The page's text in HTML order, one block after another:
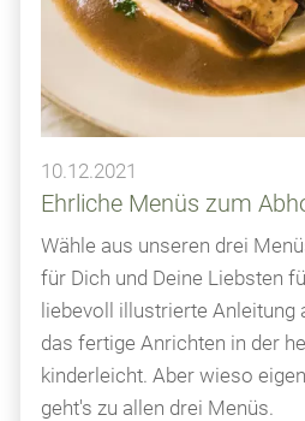
10.12.2021
Ehrliche Menüs zum
Wähle aus unseren drei
für Dich und Deine Liebsten
liebevoll illustrierte Anleitung
das fertige Anrichten in der
kinderleicht. Aber wieso
geht's zu allen drei Menüs.